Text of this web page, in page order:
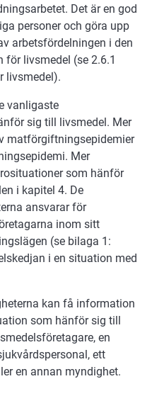
Det är en god
personer och göra upp
arbetsfördelningen i den
för livsmedel (se 2.6.1
livsmedel).
vanligaste
sig till livsmedel. Mer
matförgiftningsepidemier
Mer
som hänför
i kapitel 4. De
ansvarar för
inom sitt
(se bilaga 1:
i en situation med
kan få information
som hänför sig till
en
ett
en annan myndighet.